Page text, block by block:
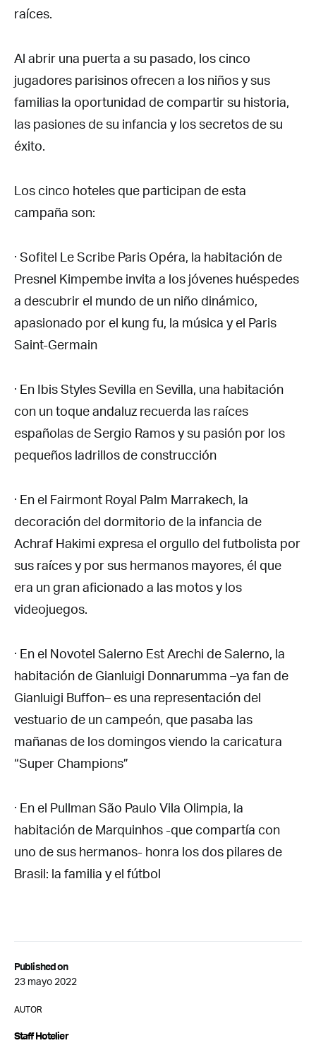
Published on
23 mayo 2022
AUTOR
Staff Hotelier
raíces.
Al abrir una puerta a su pasado, los cinco
jugadores parisinos ofrecen a los niños y sus
familias la oportunidad de compartir su historia,
las pasiones de su infancia y los secretos de su
éxito.
Los cinco hoteles que participan de esta
campaña son:
· Sofitel Le Scribe Paris Opéra, la habitación de
Presnel Kimpembe invita a los jóvenes huéspedes
a descubrir el mundo de un niño dinámico,
apasionado por el kung fu, la música y el Paris
Saint-Germain
· En Ibis Styles Sevilla en Sevilla, una habitación
con un toque andaluz recuerda las raíces
españolas de Sergio Ramos y su pasión por los
pequeños ladrillos de construcción
· En el Fairmont Royal Palm Marrakech, la
decoración del dormitorio de la infancia de
Achraf Hakimi expresa el orgullo del futbolista por
sus raíces y por sus hermanos mayores, él que
era un gran aficionado a las motos y los
videojuegos.
· En el Novotel Salerno Est Arechi de Salerno, la
habitación de Gianluigi Donnarumma –ya fan de
Gianluigi Buffon– es una representación del
vestuario de un campeón, que pasaba las
mañanas de los domingos viendo la caricatura
“Super Champions”
· En el Pullman São Paulo Vila Olimpia, la
habitación de Marquinhos -que compartía con
uno de sus hermanos- honra los dos pilares de
Brasil: la familia y el fútbol